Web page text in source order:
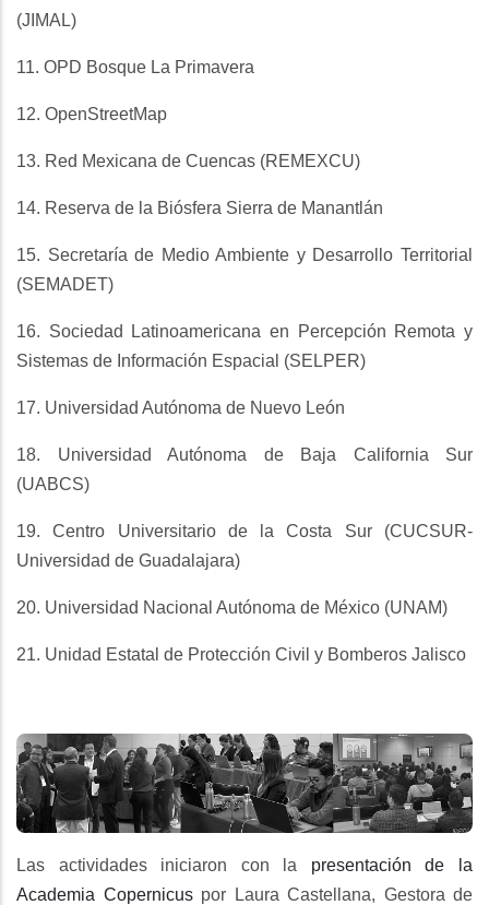
(JIMAL)
11. OPD Bosque La Primavera
12. OpenStreetMap
13. Red Mexicana de Cuencas (REMEXCU)
14. Reserva de la Biósfera Sierra de Manantlán
15. Secretaría de Medio Ambiente y Desarrollo Territorial
(SEMADET)
16. Sociedad Latinoamericana en Percepción Remota y
Sistemas de Información Espacial (SELPER)
17. Universidad Autónoma de Nuevo León
18. Universidad Autónoma de Baja California Sur
(UABCS)
19. Centro Universitario de la Costa Sur (CUCSUR-
Universidad de Guadalajara)
20. Universidad Nacional Autónoma de México (UNAM)
21. Unidad Estatal de Protección Civil y Bomberos Jalisco
Las actividades iniciaron con la presentación de la
Academia Copernicuspor Laura Castellana, Gestora de